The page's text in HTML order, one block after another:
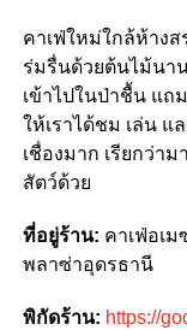
คาเฟ่ใหม่ใกล้ห้าง
ร่มรื่นด้วยต้นไม้นา
เข้าไปในป่าชื้น แถม
ให้เราได้ชม เล่น แ
เชื่องมาก เรียกว่า
สัตว์ด้วย
ที่อยู่ร้าน: คาเฟ่อเ
พลาซ่าอุดรธานี
พิกัดร้าน: https://